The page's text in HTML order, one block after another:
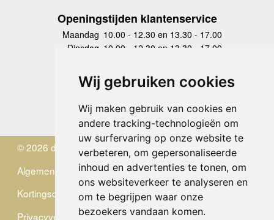
Wij gebruiken cookies
Wij maken gebruik van cookies en
andere tracking-technologieën om
uw surfervaring op onze website te
verbeteren, om gepersonaliseerde
inhoud en advertenties te tonen, om
ons websiteverkeer te analyseren en
om te begrijpen waar onze
bezoekers vandaan komen.
Openingstijden klantenservice
Maandag 10.00 - 12.30 en 13.30 - 17.00
Dinsdag 10.00 - 12.30 en 13.30 - 17.00
Donderdag
10.00 - 12.30 en 13.30 - 17.00
Vrijdag 10.00 - 12.30 en 13.30 - 17.00
Zaterdag
gesloten
Zondag gesloten
© 2026 de Zwerver
Algemene Voorwaarden
Kortingscode
Privacyverklaring